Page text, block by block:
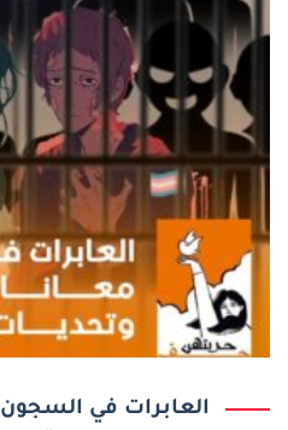
العابرات في